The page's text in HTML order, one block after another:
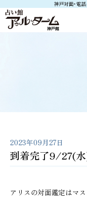
神戸対面･電
2023年09月27日
到着完了9/27(
アリスの対面鑑定はマ